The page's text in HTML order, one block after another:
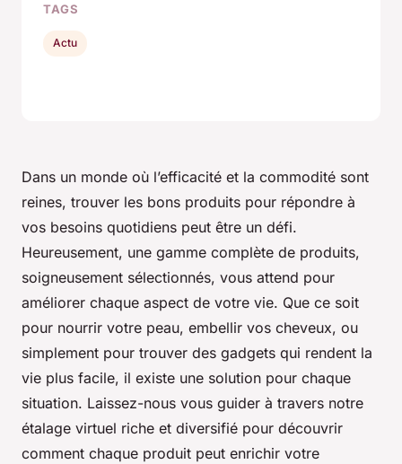
Dans un monde où l’efficacité et la commodité sont
reines, trouver les bons produits pour répondre à
vos besoins quotidiens peut être un défi.
Heureusement, une gamme complète de produits,
soigneusement sélectionnés, vous attend pour
améliorer chaque aspect de votre vie. Que ce soit
pour nourrir votre peau, embellir vos cheveux, ou
simplement pour trouver des gadgets qui rendent la
vie plus facile, il existe une solution pour chaque
situation. Laissez-nous vous guider à travers notre
étalage virtuel riche et diversifié pour découvrir
comment chaque produit peut enrichir votre
TAGS
Actu